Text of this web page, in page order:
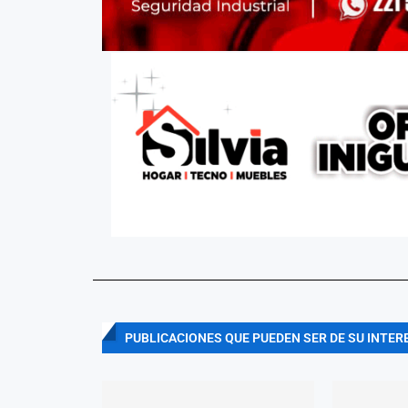
PUBLICACIONES QUE PUEDEN SER DE SU